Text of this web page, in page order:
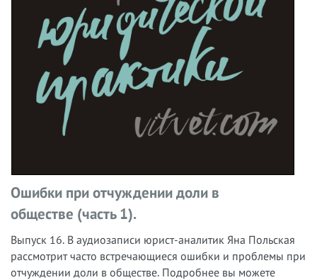
Ошибки при отчуждении доли в
обществе (часть 1).
Выпуск 16. В аудиозаписи юрист-аналитик Яна Польская
рассмотритчасто встречающиеся ошибки и проблемы при
отчуждении доли в обществе. Подробнее вы можете